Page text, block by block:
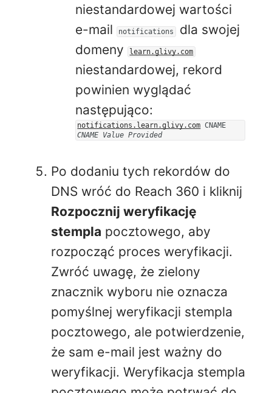
niestandardowej wartości
e-mail
notifications dla swojej
domeny
learn.glivy.com
niestandardowej, rekord
powinien wyglądać
następująco:
notifications.learn.glivy.com CNAME
CNAME Value Provided
Po dodaniu tych rekordów do
DNS wróć do Reach 360 i kliknij
Rozpocznij weryfikację
stempla pocztowego, aby
rozpocząć proces weryfikacji.
Zwróć uwagę, że zielony
znacznik wyboru nie oznacza
pomyślnej weryfikacji stempla
pocztowego, ale potwierdzenie,
że sam e-mail jest ważny do
weryfikacji. Weryfikacja stempla